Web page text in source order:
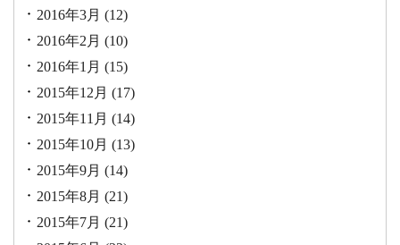
2016年3月 (12)
2016年2月 (10)
2016年1月 (15)
2015年12月 (17)
2015年11月 (14)
2015年10月 (13)
2015年9月 (14)
2015年8月 (21)
2015年7月 (21)